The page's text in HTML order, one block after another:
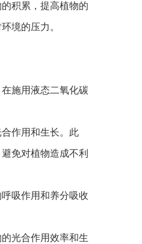
积累，提高植物的
境的压力。
施用液态二氧化碳
作用和生长。此
免对植物造成不利
吸作用和养分吸收
光合作用效率和生